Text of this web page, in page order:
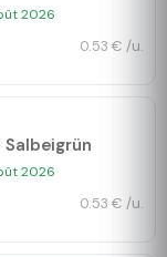
2026
0.53 € /u.
2026
0.53 € /u.